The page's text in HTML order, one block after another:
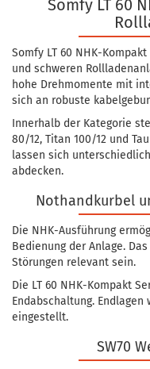
Somfy LT 60
Somfy LT 60 NHK-
und schweren
hohe Drehmomente mit
sich an robuste
Innerhalb der Kategorie
80/12, Titan 100/12 und
lassen sich
abdecken.
Nothandkurbel
Die NHK-Ausführung
Bedienung der Anlage.
Störungen relevant sein.
Die LT 60 NHK-Kompakt
Endabschaltung.
eingestellt.
SW70